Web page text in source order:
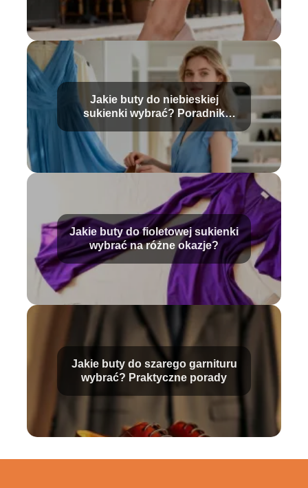
Jakie buty do niebieskiej
sukienki wybrać? Poradnik
Jakie buty do fioletowej sukienki
wybrać na różne okazje?
Jakie buty do szarego garnituru
wybrać? Praktyczne porady